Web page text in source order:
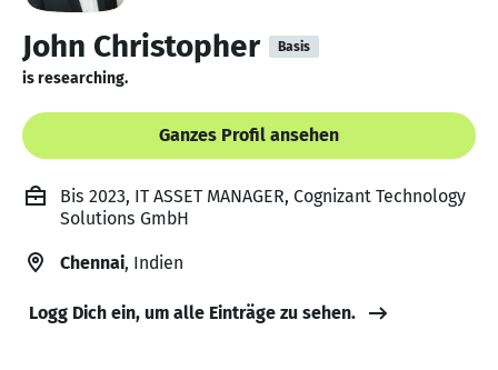
John Christopher Basis
is researching.
Ganzes Profil ansehen
Bis 2023, IT ASSET MANAGER, Cognizant Technology
Solutions GmbH
Chennai, Indien
Logg Dich ein, um alle Einträge zu sehen.